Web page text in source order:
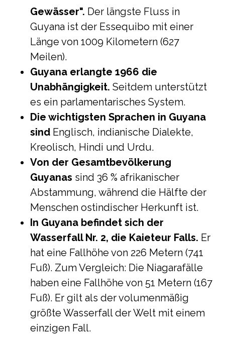
Gewässer". Der längste Fluss in
Guyana ist der Essequibo mit einer
Länge von 1009 Kilometern (627
Meilen).
Guyana erlangte 1966 die
Unabhängigkeit. Seitdem unterstützt
es ein parlamentarisches System.
Die wichtigsten Sprachen in Guyana
sind Englisch, indianische Dialekte,
Kreolisch, Hindi und Urdu.
Von der Gesamtbevölkerung
Guyanas sind 36 % afrikanischer
Abstammung, während die Hälfte der
Menschen ostindischer Herkunft ist.
In Guyana befindet sich der
Wasserfall Nr. 2, die Kaieteur Falls. Er
hat eine Fallhöhe von 226 Metern (741
Fuß). Zum Vergleich: Die Niagarafälle
haben eine Fallhöhe von 51 Metern (167
Fuß). Er gilt als der volumenmäßig
größte Wasserfall der Welt mit einem
einzigen Fall.